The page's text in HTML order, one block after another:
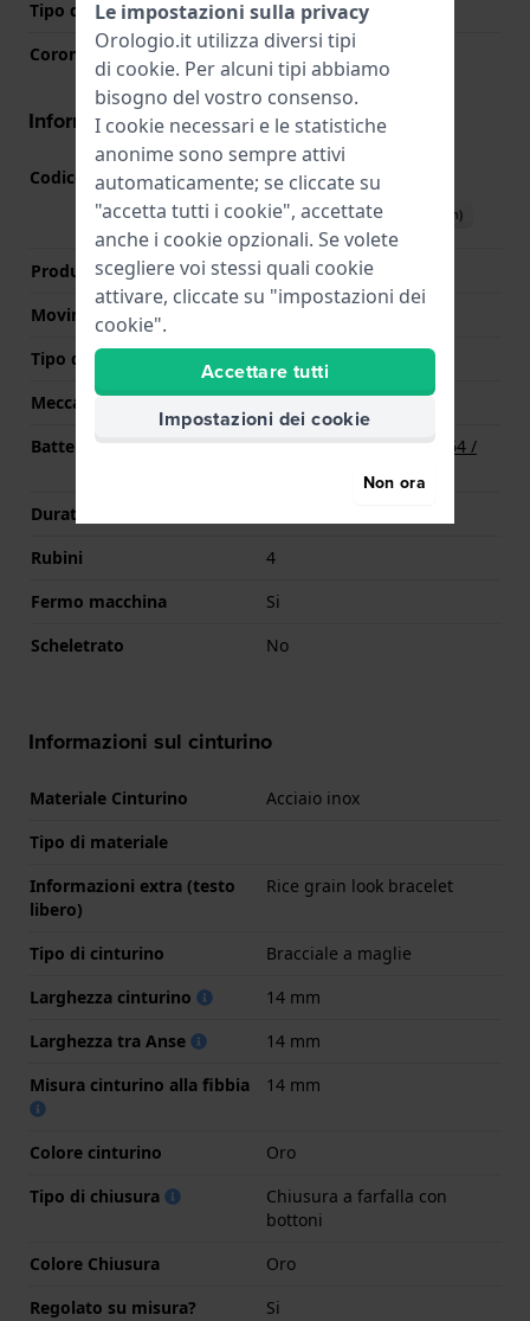
Tipo di vetro
Zaffiro
Corona
Corona da estrarre
Informazioni del movimento
Codice Movimento 762(Vedi specifiche
Scarica il manuale (English)
Produttore Movimento
Ronda
Movimento svizzero
Tipo di display
Analogico
Meccanismo
Quarzo
Batteria
Batteria Renata R364 364 /
Durata della batteria
Rubini
4
Fermo macchina
Si
Scheletrato
No
Informazioni sul cinturino
Materiale Cinturino
Acciaio inox
Tipo di materiale
Informazioni extra (testo
libero)
Rice grain look bracelet
Tipo di cinturino
Bracciale a maglie
Larghezza cinturino
14 mm
Larghezza tra Anse
14 mm
Misura cinturino alla fibbia
14 mm
Colore cinturino
Oro
Tipo di chiusura
Chiusura a farfalla con
bottoni
Colore Chiusura
Oro
Regolato su misura?
Si
Le impostazioni sulla privacy
Orologio.it utilizza diversi tipi
di cookie. Per alcuni tipi abbiamo
bisogno del vostro consenso.
I cookie necessari e le statistiche
anonime sono sempre attivi
automaticamente; se cliccate su
"accetta tutti i cookie", accettate
anche i cookie opzionali. Se volete
scegliere voi stessi quali cookie
attivare, cliccate su "impostazioni dei
cookie".
Accettare tutti
Impostazioni dei cookie
Non ora